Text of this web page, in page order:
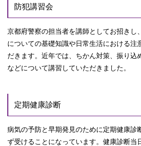
防犯講習会
京都府警察の担当者を講師としてお招きし
についての基礎知識や日常生活における注
だきます。近年では、ちかん対策、振り込
などについて講習していただきました。
定期健康診断
病気の予防と早期発見のために定期健康診
ず受けることになっています。健康診断当